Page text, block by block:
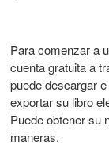
Para comenzar a
cuenta gratuita a
puede descargar
exportar su libro
Puede obtener su
maneras.